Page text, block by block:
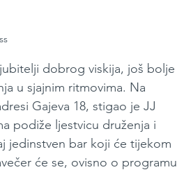
dobrog viskija, još bolje
u sjajnim ritmovima. Na
Gajeva 18, stigao je JJ
podiže ljestvicu druženja i
jedinstven bar koji će tijekom
će se, ovisno o programu